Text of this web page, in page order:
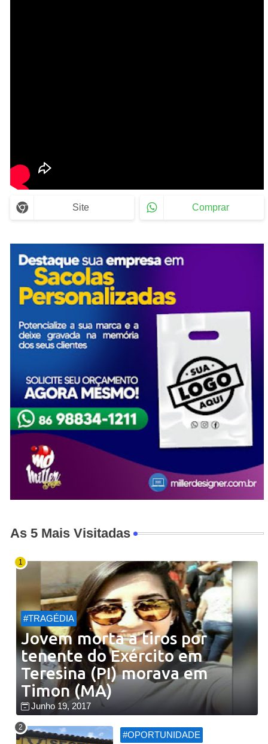
Site Comprar
As 5 Mais Visitadas
#TRAGÉDIA
Jovem morta a tiros por
tenente do Exército em
Teresina (PI) morava em
Timon (MA)
Junho 19, 2017
#OPORTUNIDADE